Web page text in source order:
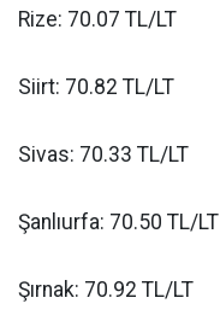
Rize: 70.07 TL/LT
Siirt: 70.82 TL/LT
Sivas: 70.33 TL/LT
Şanlıurfa: 70.50 TL/LT
Şırnak: 70.92 TL/LT